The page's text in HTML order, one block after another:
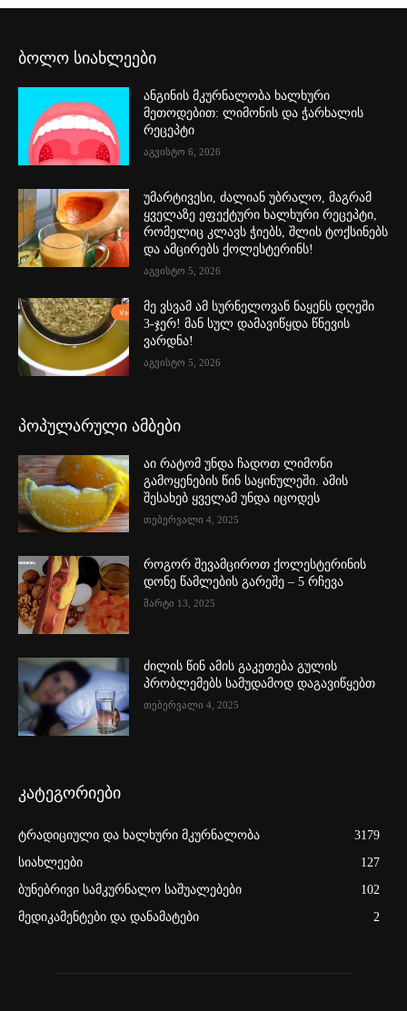
ბოლო სიახლეები
ანგინის მკურნალობა ხალხური
მეთოდებით: ლიმონის და ჭარხალის
რეცეპტი
აგვისტო 6, 2026
უმარტივესი, ძალიან უბრალო, მაგრამ
ყველაზე ეფექტური ხალხური რეცეპტი,
რომელიც კლავს ჭიებს, შლის ტოქსინებს
და ამცირებს ქოლესტერინს!
აგვისტო 5, 2026
მე ვსვამ ამ სურნელოვან ნაყენს დღეში
3-ჯერ! მან სულ დამავიწყდა წნევის
ვარდნა!
აგვისტო 5, 2026
პოპულარული ამბები
აი რატომ უნდა ჩადოთ ლიმონი
გამოყენების წინ საყინულეში. ამის
შესახებ ყველამ უნდა იცოდეს
თებერვალი 4, 2025
როგორ შევამციროთ ქოლესტერინის
დონე წამლების გარეშე – 5 რჩევა
მარტი 13, 2025
ძილის წინ ამის გაკეთება გულის
პრობლემებს სამუდამოდ დაგავიწყებთ
თებერვალი 4, 2025
კატეგორიები
ტრადიციული და ხალხური მკურნალობა
3179
სიახლეები
127
ბუნებრივი სამკურნალო საშუალებები
102
მედიკამენტები და დანამატები
2